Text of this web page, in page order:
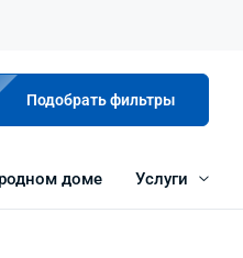
Подобрать фильтры
доме Услуги